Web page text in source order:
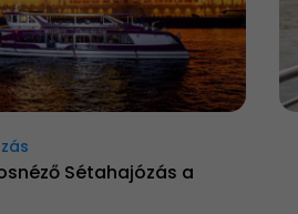
Sétahajózás a